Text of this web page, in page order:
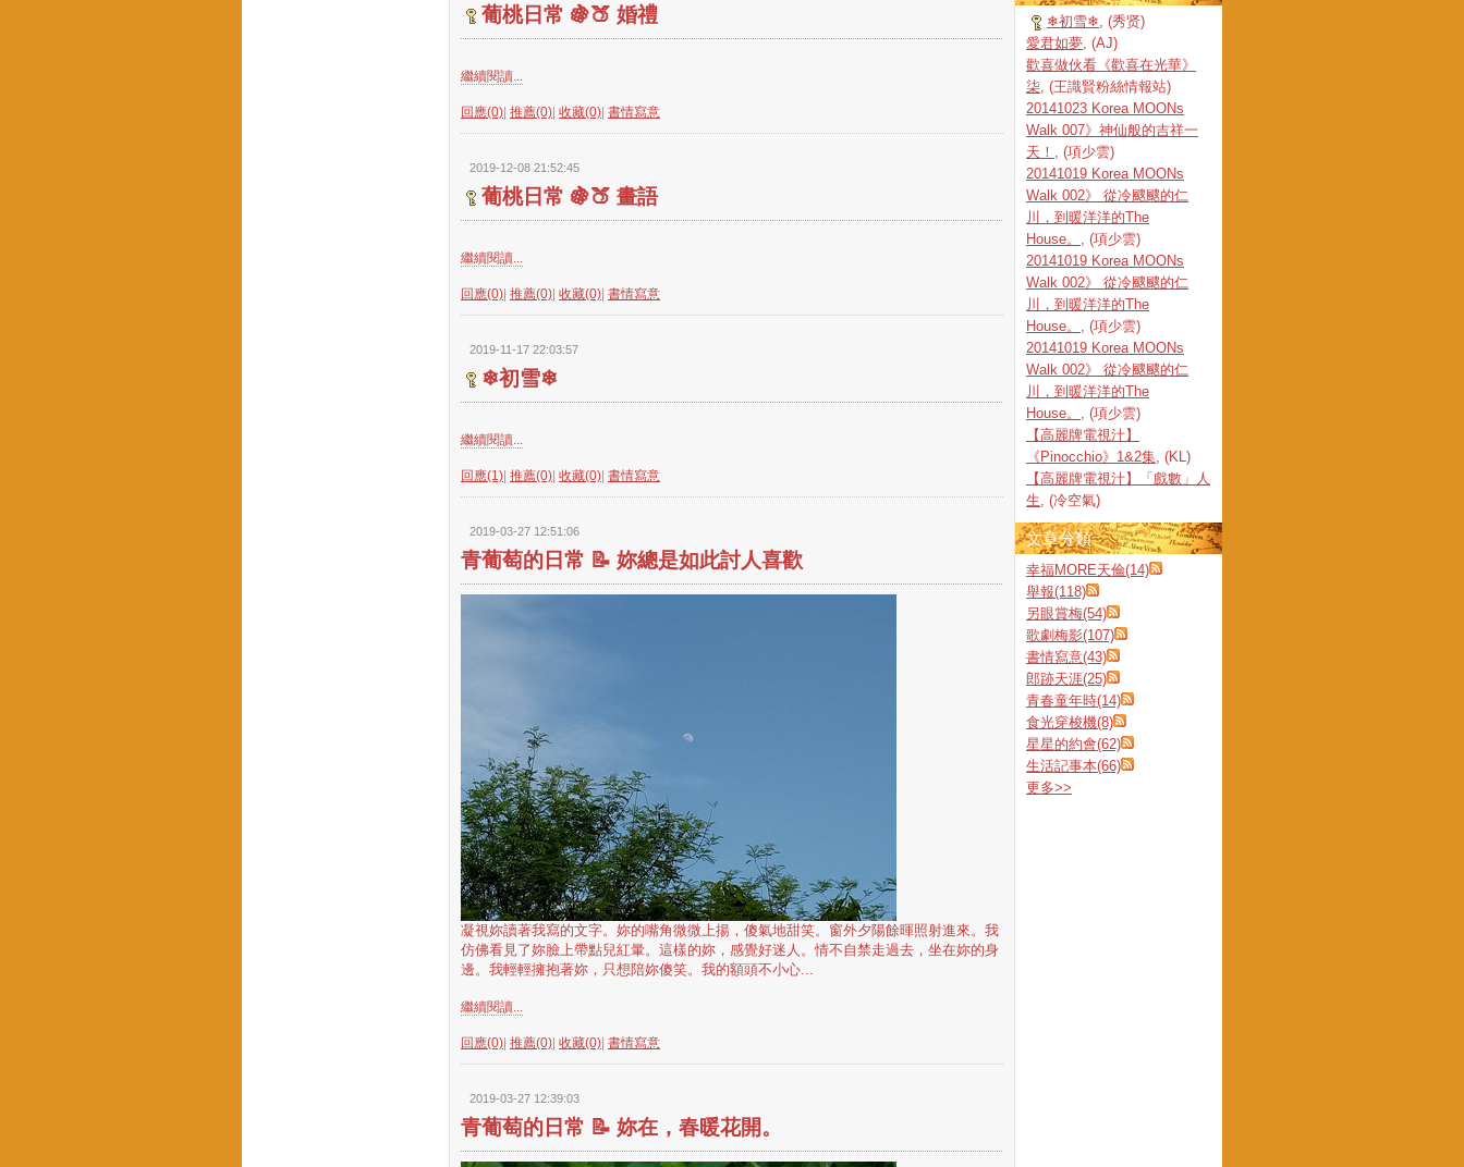
葡桃日常 🍇🍑 婚禮
繼續閱讀...
回應(0) 推薦(0) 收藏(0) 書情寫意
2019-12-08 21:52:45
葡桃日常 🍇🍑 畫語
繼續閱讀...
回應(0) 推薦(0) 收藏(0) 書情寫意
2019-11-17 22:03:57
❄初雪❄
繼續閱讀...
回應(1) 推薦(0) 收藏(0) 書情寫意
2019-03-27 12:51:06
青葡萄的日常 📝 妳總是如此討人喜歡
凝視妳讀著我寫的文字。妳的嘴角微微上揚，傻氣地甜笑。窗外夕陽餘暉照射進來。我
仿佛看見了妳臉上帶點兒紅暈。這樣的妳，感覺好迷人。情不自禁走過去，坐在妳的身
邊。我輕輕擁抱著妳，只想陪妳傻笑。我的額頭不小心...
繼續閱讀...
回應(0) 推薦(0) 收藏(0) 書情寫意
2019-03-27 12:39:03
青葡萄的日常 📝 妳在，春暖花開。
❄初雪❄, (秀贤)
愛君如夢, (AJ)
歡喜做伙看《歡喜在光華》
柒, (王識賢粉絲情報站)
20141023 Korea MOONs
Walk 007》神仙般的吉祥一
天！ , (項少雲)
20141019 Korea MOONs
Walk 002》 從冷颼颼的仁
川，到暖洋洋的The
House。 , (項少雲)
20141019 Korea MOONs
Walk 002》 從冷颼颼的仁
川，到暖洋洋的The
House。 , (項少雲)
20141019 Korea MOONs
Walk 002》 從冷颼颼的仁
川，到暖洋洋的The
House。 , (項少雲)
【高麗牌電視汁】
《Pinocchio》1&2集, (KL)
【高麗牌電視汁】「戲數」人
生, (冷空氣)
文章分類
幸福MORE天倫(14)
舉報(118)
另眼賞梅(54)
歌劇梅影(107)
書情寫意(43)
郎跡天涯(25)
青春童年時(14)
食光穿梭機(8)
星星的約會(62)
生活記事本(66)
更多>>